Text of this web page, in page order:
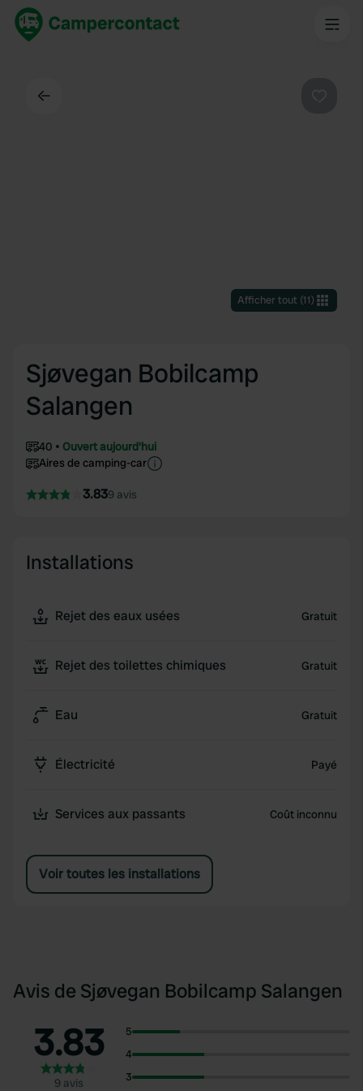
Afficher tout(11)
Sjøvegan Bobilcamp
Salangen
40
Ouvert aujourd'hui
Aires de camping-car
3.839 avis
Installations
Rejet des eaux usées Gratuit
Rejet des toilettes chimiques Gratuit
Eau Gratuit
Électricité Payé
Services aux passants Coût inconnu
Voir toutes les installations
Avis de Sjøvegan Bobilcamp Salangen
3.83
9 avis
5
4
3